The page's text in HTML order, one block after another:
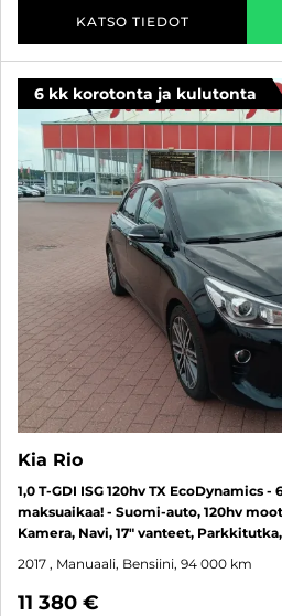
KATSO TIEDOT
6 kk korotonta ja kulutonta
Kia Rio
1,0 T-GDI ISG 120hv TX
maksuaikaa! - Suomi-auto, 120hv
Kamera, Navi, 17" vanteet,
2017 , Manuaali, Bensiini, 94 000 km
11 380 €